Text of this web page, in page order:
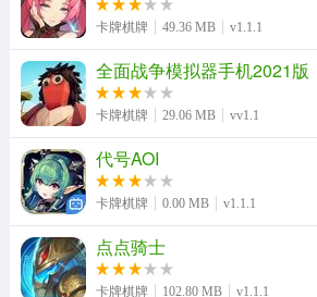
卡牌棋牌 49.36 MB v1.1.1
全面战争模拟器手机2021版
卡牌棋牌 29.06 MB vv1.1
代号AOI
卡牌棋牌 0.00 MB v1.1.1
点点骑士
卡牌棋牌 102.80 MB v1.1.1